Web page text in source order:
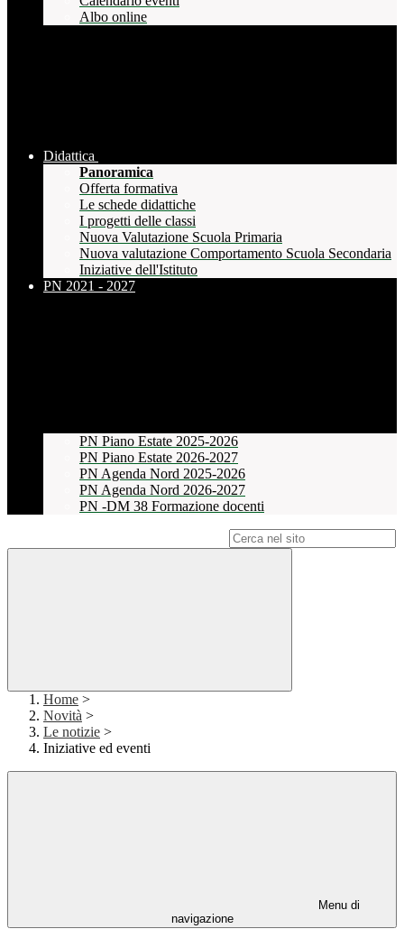
Albo online
Didattica
Panoramica
Offerta formativa
Le schede didattiche
I progetti delle classi
Nuova Valutazione Scuola Primaria
Nuova valutazione Comportamento Scuola Secondaria
Iniziative dell'Istituto
PN 2021 - 2027
PN Piano Estate 2025-2026
PN Piano Estate 2026-2027
PN Agenda Nord 2025-2026
PN Agenda Nord 2026-2027
PN -DM 38 Formazione docenti
Home >
Novità >
Le notizie >
Iniziative ed eventi
Menu di
navigazione